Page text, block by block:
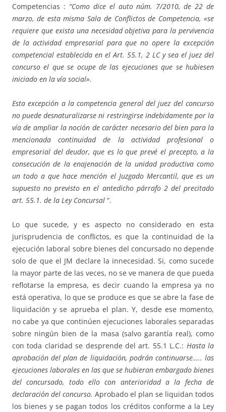
Competencias : “Como dice el auto núm. 7/2010, de 22 de
marzo, de esta misma Sala de Conflictos de Competencia, «se
requiere que exista una necesidad objetiva para la pervivencia
de la actividad empresarial para que no opere la excepción
competencial establecida en el Art. 55.1, 2 LC y sea el juez del
concurso el que se ocupe de las ejecuciones que se hubiesen
iniciado en la vía social».
Esta excepción a la competencia general del juez del concurso
no puede desnaturalizarse ni restringirse indebidamente por la
vía de ampliar la noción de carácter necesario del bien para la
mencionada continuidad de la actividad profesional o
empresarial del deudor, que es lo que prevé el precepto, a la
consecución de la enajenación de la unidad productiva como
un todo a que hace mención el Juzgado Mercantil, que es un
supuesto no previsto en el antedicho párrafo 2 del precitado
art. 55.1. de la Ley Concursal “.
Lo que sucede, y es aspecto no considerado en esta
jurisprudencia de conflictos, es que la continuidad de la
ejecución laboral sobre bienes del concursado no depende
solo de que el JM declare la innecesidad. Si, como sucede
la mayor parte de las veces, no se ve manera de que pueda
reflotarse la empresa, es decir cuando la empresa ya no
está operativa, lo que se produce es que se abre la fase de
liquidación y se aprueba el plan. Y, desde ese momento,
no cabe ya que continúen ejecuciones laborales separadas
sobre ningún bien de la masa (salvo garantía real), como
con toda claridad se desprende del art. 55.1 L.C.: Hasta la
aprobación del plan de liquidación, podrán continuarse….. las
ejecuciones laborales en las que se hubieran embargado bienes
del concursado, todo ello con anterioridad a la fecha de
declaración del concurso. Aprobado el plan se liquidan todos
los bienes y se pagan todos los créditos conforme a la Ley